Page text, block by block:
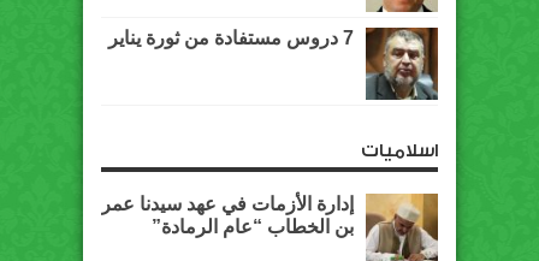
7 دروس مستفادة من ثورة يناير
اسلاميات
إدارة الأزمات في عهد سيدنا عمر
بن الخطاب “عام الرمادة”